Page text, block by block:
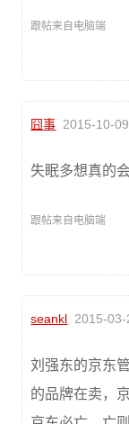
跟帖来自电脑端
囧事 2015-10-
失眠多想真的
跟帖来自电脑端
seankl 2015-
刘强东的京东
的品牌在卖，